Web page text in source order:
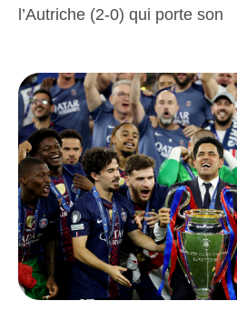
l’Autriche (2-0) qui porte son